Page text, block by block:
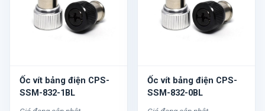
Ốc vít bảng điện CPS-
SSM-832-1BL
Ốc vít bảng điện CPS-
SSM-832-0BL